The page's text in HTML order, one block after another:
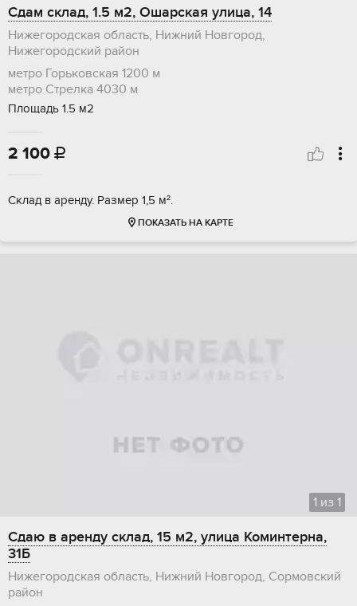
Сдам склад, 1.5 м2, Ошарская улица, 14
Нижегородская область, Нижний Новгород,
Нижегородский район
метро Горьковская 1200 м
метро Стрелка 4030 м
Площадь 1.5 м2
2 100 
Склад в аренду. Размер 1,5 м².
ПОКАЗАТЬ НА КАРТЕ
1 из 1
Сдаю в аренду склад, 15 м2, улица Коминтерна,
31Б
Нижегородская область, Нижний Новгород, Сормовский
район